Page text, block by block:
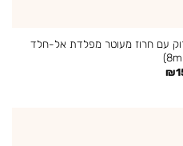
ירוק עם חרוז מעוטר מפלדת אל-חלד
₪